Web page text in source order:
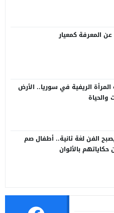
عن المعرفة كمعيار
المرأة الريفية في سوريا.. الأرض
والحياة
الفن لغة ثانية.. أطفال صم
حكاياتهم بالألوان